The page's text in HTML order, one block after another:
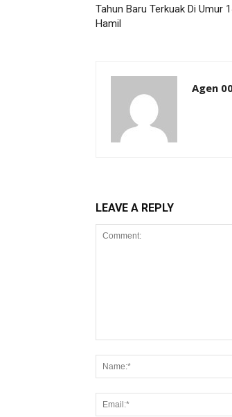
Tahun Baru Terkuak Di Umur
Hamil
Agen
LEAVE A REPLY